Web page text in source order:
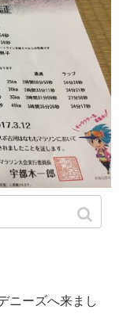
ニーズへ来まし